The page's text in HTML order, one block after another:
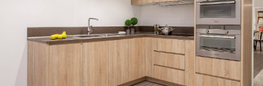
BÁO GIÁ TỦ BẾP ACRYLIC
TỦ BẾP INOX